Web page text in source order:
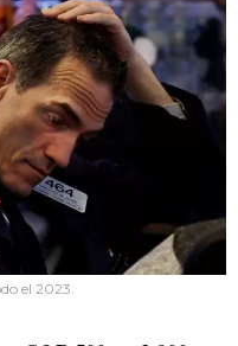
el 2023.